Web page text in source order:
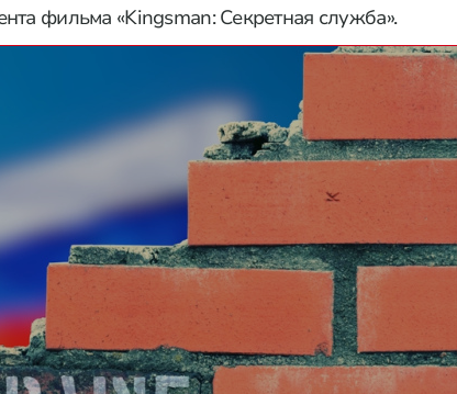
фильма «Kingsman: Секретная служба».